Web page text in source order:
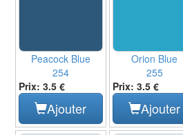
Peacock Blue
254
Prix: 3.5 €
Ajouter
Orion Blue
255
Prix: 3.5 €
Ajouter